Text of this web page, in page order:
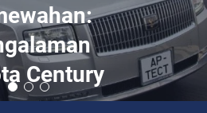
Century